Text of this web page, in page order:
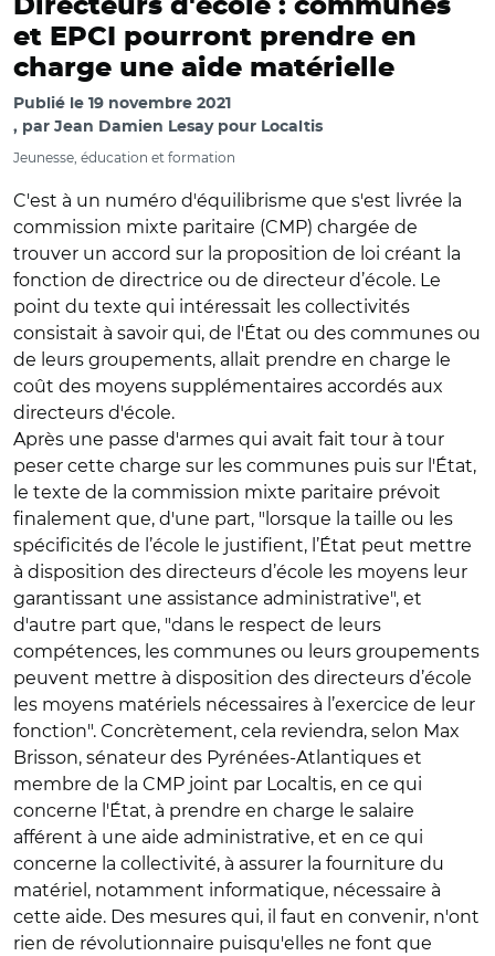
Directeurs d'école : communes
et EPCI pourront prendre en
charge une aide matérielle
Publié le 19 novembre 2021
par Jean Damien Lesay pour Localtis
Jeunesse, éducation et formation
C'est à un numéro d'équilibrisme que s'est livrée la
commission mixte paritaire (CMP) chargée de
trouver un accord sur la proposition de loi créant la
fonction de directrice ou de directeur d’école. Le
point du texte qui intéressait les collectivités
consistait à savoir qui, de l'État ou des communes ou
de leurs groupements, allait prendre en charge le
coût des moyens supplémentaires accordés aux
directeurs d'école.
Après une passe d'armes qui avait fait tour à tour
peser cette charge sur les communes puis sur l'État,
le texte de la commission mixte paritaire prévoit
finalement que, d'une part, "lorsque la taille ou les
spécificités de l’école le justifient, l’État peut mettre
à disposition des directeurs d’école les moyens leur
garantissant une assistance administrative", et
d'autre part que, "dans le respect de leurs
compétences, les communes ou leurs groupements
peuvent mettre à disposition des directeurs d’école
les moyens matériels nécessaires à l’exercice de leur
fonction". Concrètement, cela reviendra, selon Max
Brisson, sénateur des Pyrénées-Atlantiques et
membre de la CMP joint par Localtis, en ce qui
concerne l'État, à prendre en charge le salaire
afférent à une aide administrative, et en ce qui
concerne la collectivité, à assurer la fourniture du
matériel, notamment informatique, nécessaire à
cette aide. Des mesures qui, il faut en convenir, n'ont
rien de révolutionnaire puisqu'elles ne font que